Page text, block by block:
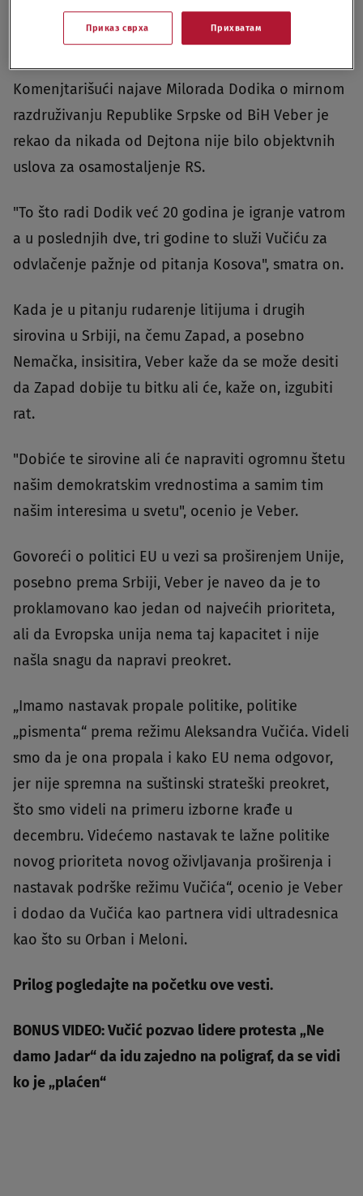
Komenjtarišući najave Milorada Dodika o mirnom
razdruživanju Republike Srpske od BiH Veber je
rekao da nikada od Dejtona nije bilo objektvnih
uslova za osamostaljenje RS.
"To što radi Dodik već 20 godina je igranje vatrom
a u poslednjih dve, tri godine to služi Vučiću za
odvlačenje pažnje od pitanja Kosova", smatra on.
Kada je u pitanju rudarenje litijuma i drugih
sirovina u Srbiji, na čemu Zapad, a posebno
Nemačka, insisitira, Veber kaže da se može desiti
da Zapad dobije tu bitku ali će, kaže on, izgubiti
rat.
"Dobiće te sirovine ali će napraviti ogromnu štetu
našim demokratskim vrednostima a samim tim
našim interesima u svetu", ocenio je Veber.
Govoreći o politici EU u vezi sa proširenjem Unije,
posebno prema Srbiji, Veber je naveo da je to
proklamovano kao jedan od najvećih prioriteta,
ali da Evropska unija nema taj kapacitet i nije
našla snagu da napravi preokret.
„Imamo nastavak propale politike, politike
„pismenta“ prema režimu Aleksandra Vučića. Videli
smo da je ona propala i kako EU nema odgovor,
jer nije spremna na suštinski strateški preokret,
što smo videli na primeru izborne krađe u
decembru. Videćemo nastavak te lažne politike
novog prioriteta novog oživljavanja proširenja i
nastavak podrške režimu Vučića“, ocenio je Veber
i dodao da Vučića kao partnera vidi ultradesnica
kao što su Orban i Meloni.
Prilog pogledajte na početku ove vesti.
BONUS VIDEO: Vučić pozvao lidere protesta „Ne
damo Jadar“ da idu zajedno na poligraf, da se vidi
ko je „plaćen“
Приказ сврха Прихватам